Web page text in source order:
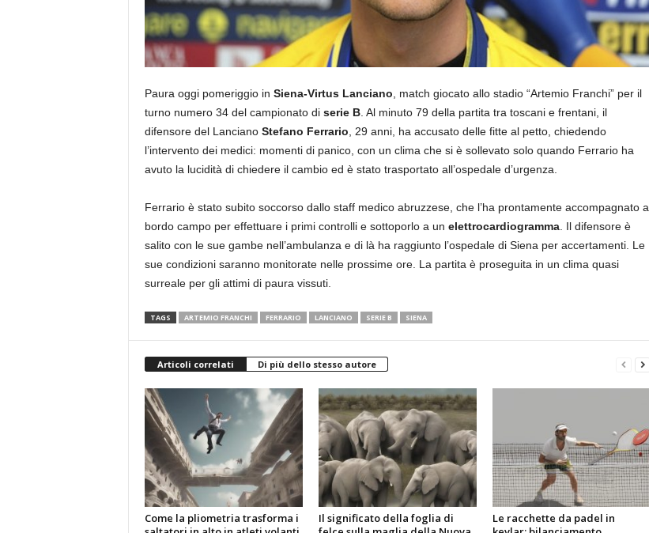
Paura oggi pomeriggio in Siena-Virtus Lanciano , match giocato allo stadio “Artemio Franchi” per il
turno numero 34 del campionato di serie B. Al minuto 79 della partita tra toscani e frentani, il
difensore del Lanciano Stefano Ferrario , 29 anni, ha accusato delle fitte al petto, chiedendo
l’intervento dei medici: momenti di panico, con un clima che si è sollevato solo quando Ferrario ha
avuto la lucidità di chiedere il cambio ed è stato trasportato all’ospedale d’urgenza.
Ferrario è stato subito soccorso dallo staff medico abruzzese, che l’ha prontamente accompagnato a
bordo campo per effettuare i primi controlli e sottoporlo a un elettrocardiogramma. Il difensore è
salito con le sue gambe nell’ambulanza e di là ha raggiunto l’ospedale di Siena per accertamenti. Le
sue condizioni saranno monitorate nelle prossime ore. La partita è proseguita in un clima quasi
surreale per gli attimi di paura vissuti.
TAGS ARTEMIO FRANCHI FERRARIO LANCIANO SERIE B SIENA
Articoli correlati Di più dello stesso autore
Come la pliometria trasforma i
Il significato della foglia di
Le racchette da padel in